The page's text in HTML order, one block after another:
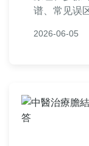
谱、常见误
并提供详细
2026-06-05